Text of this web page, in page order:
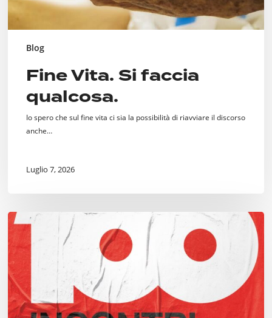
Blog
Fine Vita. Si faccia
qualcosa.
Io spero che sul fine vita ci sia la possibilità di riavviare il discorso
anche…
Luglio 7, 2026
Cento
per
dal
“Welcome
Center”
alle